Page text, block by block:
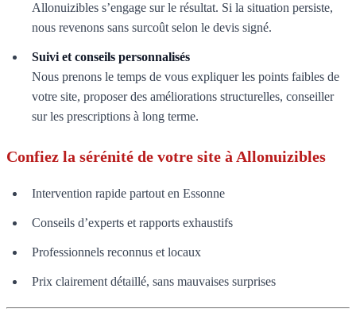
Allonuizibles s’engage sur le résultat. Si la situation persiste,
nous revenons sans surcoût selon le devis signé.
Suivi et conseils personnalisés
Nous prenons le temps de vous expliquer les points faibles de
votre site, proposer des améliorations structurelles, conseiller
sur les prescriptions à long terme.
Confiez la sérénité de votre site à Allonuizibles
Intervention rapide partout en Essonne
Conseils d’experts et rapports exhaustifs
Professionnels reconnus et locaux
Prix clairement détaillé, sans mauvaises surprises